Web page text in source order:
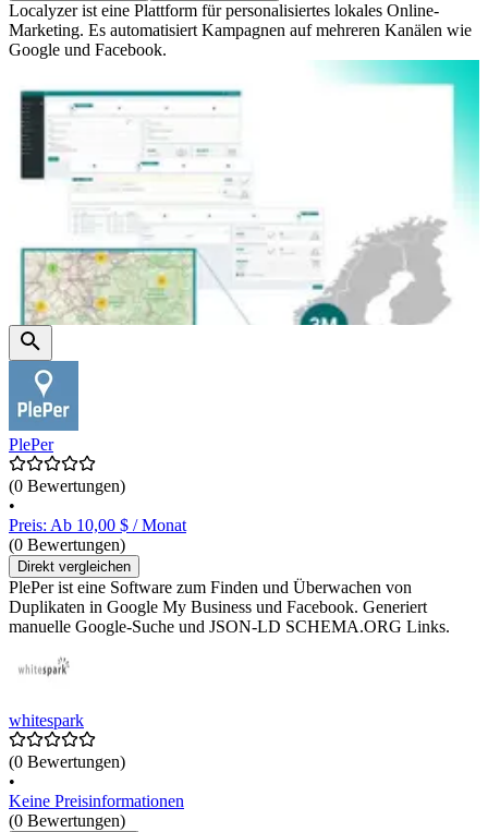
Localyzer ist eine Plattform für personalisiertes lokales Online-
Marketing. Es automatisiert Kampagnen auf mehreren Kanälen wie
Google und Facebook.
PlePer
(0 Bewertungen)
•
Preis: Ab 10,00 $ / Monat
(0 Bewertungen)
Direkt vergleichen
PlePer ist eine Software zum Finden und Überwachen von
Duplikaten in Google My Business und Facebook. Generiert
manuelle Google-Suche und JSON-LD SCHEMA.ORG Links.
whitespark
(0 Bewertungen)
•
Keine Preisinformationen
(0 Bewertungen)